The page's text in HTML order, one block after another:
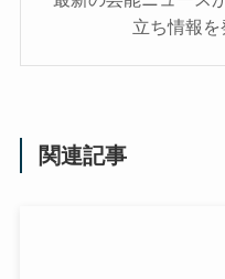
立ち情報を
関連記事